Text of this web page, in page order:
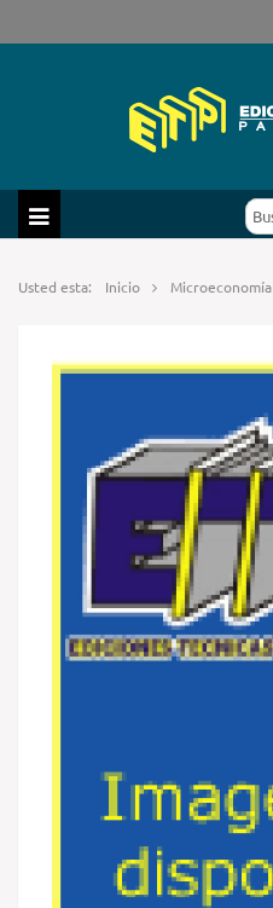
Usted esta: Inicio Microeconomía